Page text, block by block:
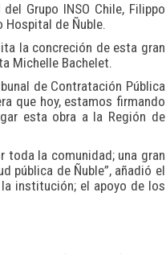
Grupo INSO Chile, Filippo
Hospital de Ñuble.
la concreción de esta gran
Michelle Bachelet.
de Contratación Pública
que hoy, estamos firmando
esta obra a la Región de
toda la comunidad; una gran
pública de Ñuble”, añadió el
institución; el apoyo de los